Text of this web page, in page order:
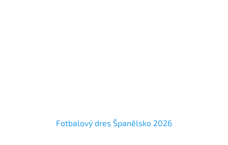
Fotbalový dres Španělsko 2026